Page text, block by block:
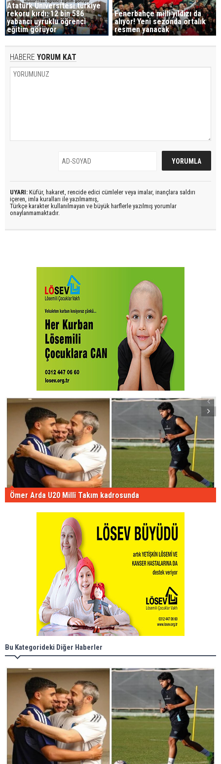
Atatürk Üniversitesi türkiye
rekoru kırdı: 12 bin 586
yabancı uyruklu öğrenci
eğitim görüyor
Fenerbahçe milli yıldızı da
alıyor! Yeni sezonda ortalık
resmen yanacak
HABERE YORUM KAT
UYARI: Küfür, hakaret, rencide edici cümleler veya imalar, inançlara saldırı
içeren, imla kuralları ile yazılmamış,
Türkçe karakter kullanılmayan ve büyük harflerle yazılmış yorumlar
onaylanmamaktadır.
Ömer Arda U20 Millî Takım kadrosunda
Bu Kategorideki Diğer Haberler